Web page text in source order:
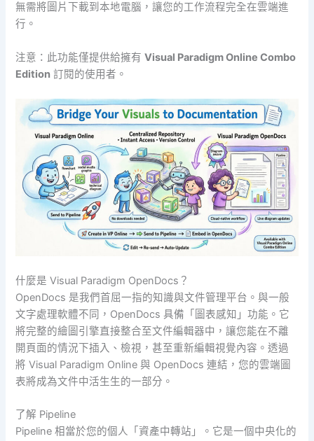
無需將圖片下載到本地電腦，讓您的工作流程完全在雲端進
行。
注意：此功能僅提供給擁有Visual Paradigm Online Combo
Edition 訂閱的使用者。
什麼是 Visual Paradigm OpenDocs？
OpenDocs 是我們首屈一指的知識與文件管理平台。與一般
文字處理軟體不同，OpenDocs 具備「圖表感知」功能。它
將完整的繪圖引擎直接整合至文件編輯器中，讓您能在不離
開頁面的情況下插入、檢視，甚至重新編輯視覺內容。透過
將 Visual Paradigm Online 與 OpenDocs 連結，您的雲端圖
表將成為文件中活生生的一部分。
了解 Pipeline
Pipeline 相當於您的個人「資產中轉站」。它是一個中央化的